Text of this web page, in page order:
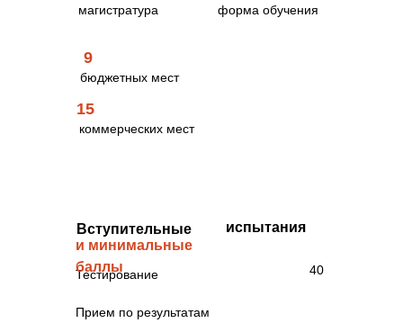
Тестирование
магистратура
40
форма обучения
Прием по результатам
испытания
и минимальные
баллы
Вступительные
15
коммерческих мест
9
бюджетных мест